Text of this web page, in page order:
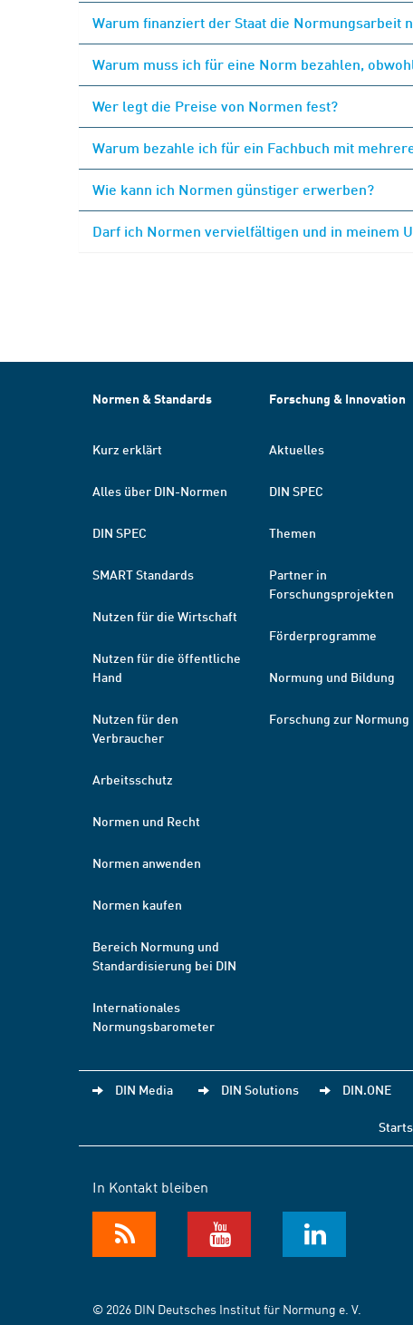
Warum finanziert der Staat die Normungsarbeit
Warum muss ich für eine Norm bezahlen,
Wer legt die Preise von Normen fest?
Warum bezahle ich für ein Fachbuch mit
Wie kann ich Normen günstiger erwerben?
Darf ich Normen vervielfältigen und in meinem
Normen & Standards
Kurz erklärt
Alles über DIN-Normen
DIN SPEC
SMART Standards
Nutzen für die Wirtschaft
Nutzen für die öffentliche
Hand
Nutzen für den
Verbraucher
Arbeitsschutz
Normen und Recht
Normen anwenden
Normen kaufen
Bereich Normung und
Standardisierung bei DIN
Internationales
Normungsbarometer
Forschung & Innovation
Aktuelles
DIN SPEC
Themen
Partner in
Forschungsprojekten
Förderprogramme
Normung und Bildung
Forschung zur Normung
DIN Media DIN Solutions DIN.ONE
In Kontakt bleiben
© 2026 DIN Deutsches Institut für Normung e. V.